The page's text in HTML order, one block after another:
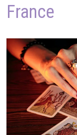
France